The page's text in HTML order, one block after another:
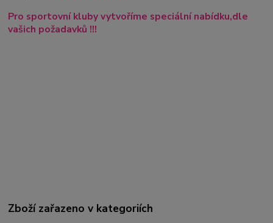
Pro sportovní kluby vytvoříme speciální nabídku,dle
vašich požadavků !!!
Zboží zařazeno v kategoriích